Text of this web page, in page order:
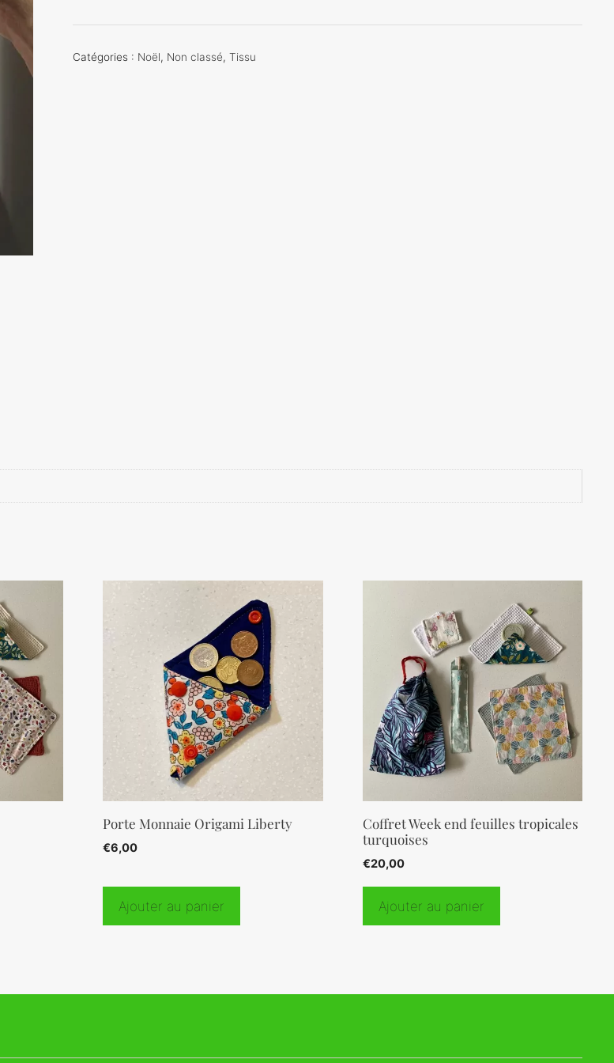
Boule
de
Catégories : Noël, Non classé,Tissu
Porte Monnaie Origami Liberty
€6,00
Ajouter au panier
Coffret Week end feuilles tropicales
turquoises
€20,00
Ajouter au panier